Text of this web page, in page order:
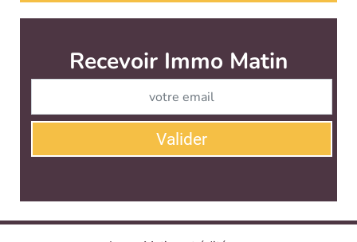
News Tank Cities
SERVICE COMMERCIAL
NEWSLETTERS